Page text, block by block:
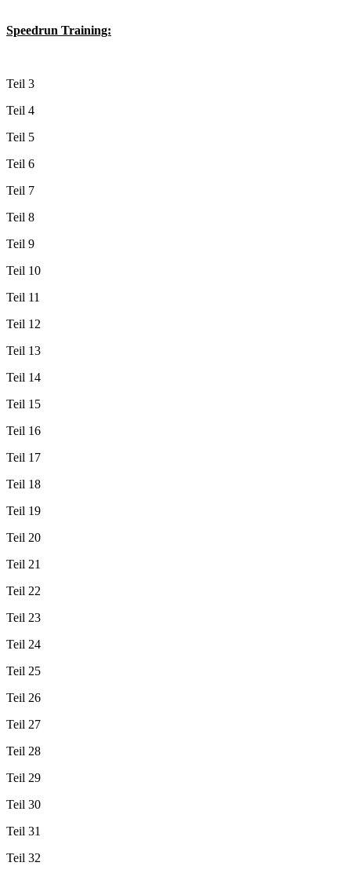
Speedrun Training:
Teil 3
Teil 4
Teil 5
Teil 6
Teil 7
Teil 8
Teil 9
Teil 10
Teil 11
Teil 12
Teil 13
Teil 14
Teil 15
Teil 16
Teil 17
Teil 18
Teil 19
Teil 20
Teil 21
Teil 22
Teil 23
Teil 24
Teil 25
Teil 26
Teil 27
Teil 28
Teil 29
Teil 30
Teil 31
Teil 32